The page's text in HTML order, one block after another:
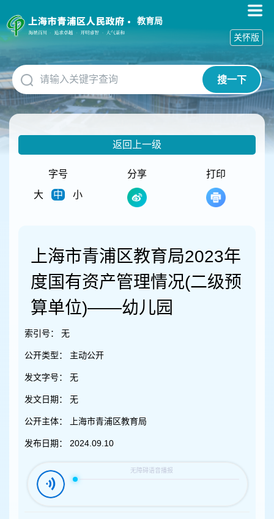
障
碍
作
说
明
跳
到
网
教育局
搜一下
关怀版
返回上一级
字号
大
中 小
分享 打印
上海市青浦区教育局2023年
度国有资产管理情况(二级预
算单位)——幼儿园
索引号： 无
公开类型： 主动公开
发文字号： 无
发文日期： 无
公开主体： 上海市青浦区教育局
发布日期： 2024.09.10